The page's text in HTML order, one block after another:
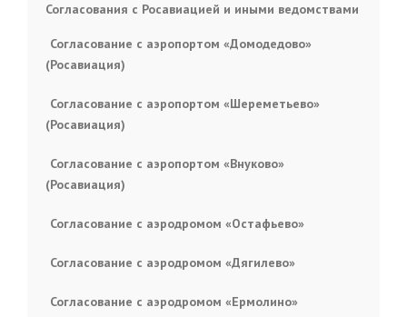
Согласования с Росавиацией и иными ведомствами
Согласование с аэропортом «Домодедово»
(Росавиация)
Согласование с аэропортом «Шереметьево»
(Росавиация)
Согласование с аэропортом «Внуково»
(Росавиация)
Согласование с аэродромом «Остафьево»
Согласование с аэродромом «Дягилево»
Согласование с аэродромом «Ермолино»